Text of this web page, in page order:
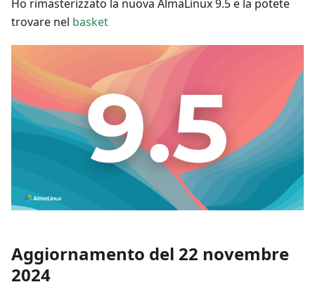
Ho rimasterizzato la nuova AlmaLinux 9.5 e la potete
trovare nel basket
Aggiornamento del 22 novembre
2024